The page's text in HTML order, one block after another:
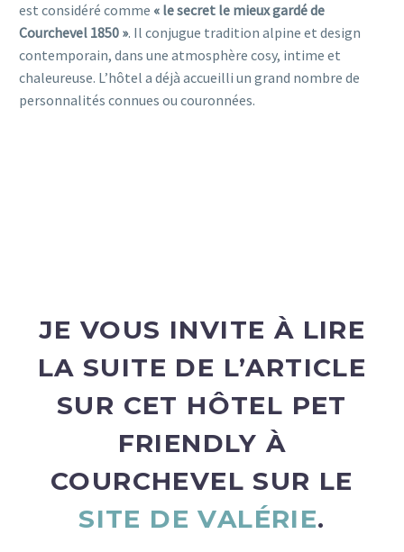
est considéré comme « le secret le mieux gardé de
Courchevel 1850 ». Il conjugue tradition alpine et design
contemporain, dans une atmosphère cosy, intime et
chaleureuse. L’hôtel a déjà accueilli un grand nombre de
personnalités connues ou couronnées.
JE VOUS INVITE À LIRE
LA SUITE DE L’ARTICLE
SUR CET HÔTEL PET
FRIENDLY À
COURCHEVEL SUR LE
SITE DE VALÉRIE.